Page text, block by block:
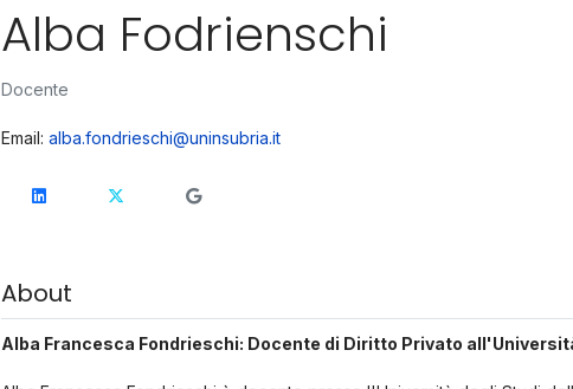
Alba Fodrienschi
Docente
Email: alba.fondrieschi@uninsubria.it
About
Alba Francesca Fondrieschi: Docente di Diritto Privato